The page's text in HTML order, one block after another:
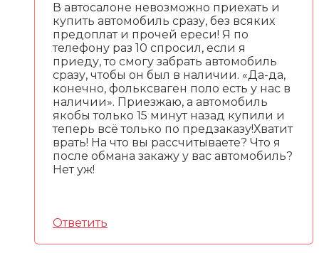
В автосалоне невозможно приехать и
купить автомобиль сразу, без всяких
предоплат и прочей ереси! Я по
телефону раз 10 спросил, если я
приеду, то смогу забрать автомобиль
сразу, чтобы он был в наличии. «Да-да,
конечно, фольксваген поло есть у нас в
наличии». Приезжаю, а автомобиль
якобы только 15 минут назад купили и
теперь всё только по предзаказу!Хватит
врать! На что вы рассчитываете? Что я
после обмана закажу у вас автомобиль?
Нет уж!
Ответить